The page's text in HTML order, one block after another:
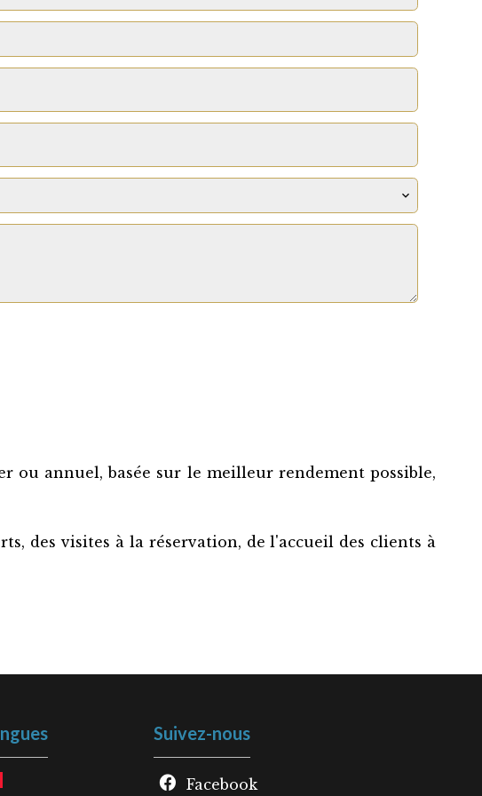
annuel, basée sur le meilleur rendement possible,
des visites à la réservation, de l'accueil des clients à
Suivez-nous
Facebook